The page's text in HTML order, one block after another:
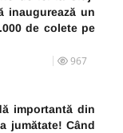
inaugurează un
de colete pe
967
importantă din
jumătate! Când